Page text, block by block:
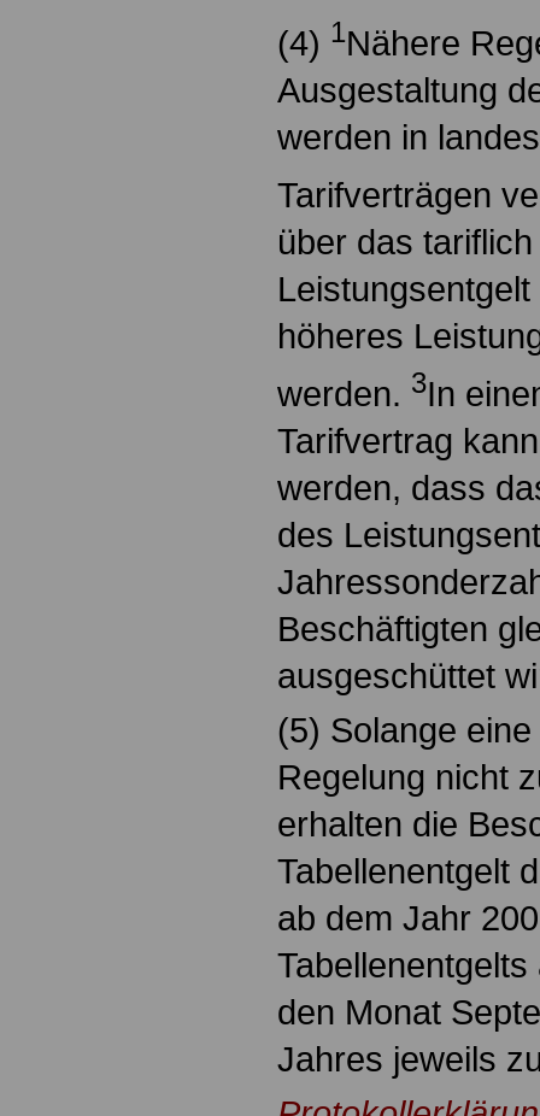
(4) 1Nähere
Ausgestaltung
werden in
Tarifverträgen
über das
höheres
werden. 3In
Tarifvertrag
werden, dass
des
Beschäftigten
ausgeschüttet
(5) Solange
Regelung nicht
erhalten die
Tabellenentgelt
ab dem Jahr
den Monat
Jahres jeweils